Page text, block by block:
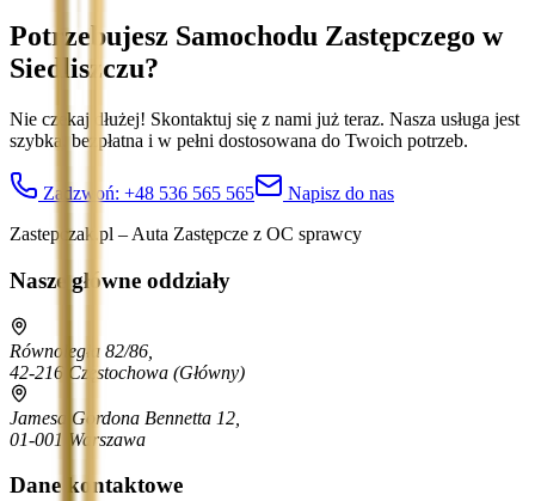
Potrzebujesz Samochodu Zastępczego w
Siedliszczu?
Nie czekaj dłużej! Skontaktuj się z nami już teraz. Nasza usługa jest
szybka, bezpłatna i w pełni dostosowana do Twoich potrzeb.
Zadzwoń: +48 536 565 565
Napisz do nas
Zastepczak.pl – Auta Zastępcze z OC sprawcy
Nasze główne oddziały
Równoległa 82/86,
42-216 Częstochowa (Główny)
Jamesa Gordona Bennetta 12,
01-001 Warszawa
Dane kontaktowe